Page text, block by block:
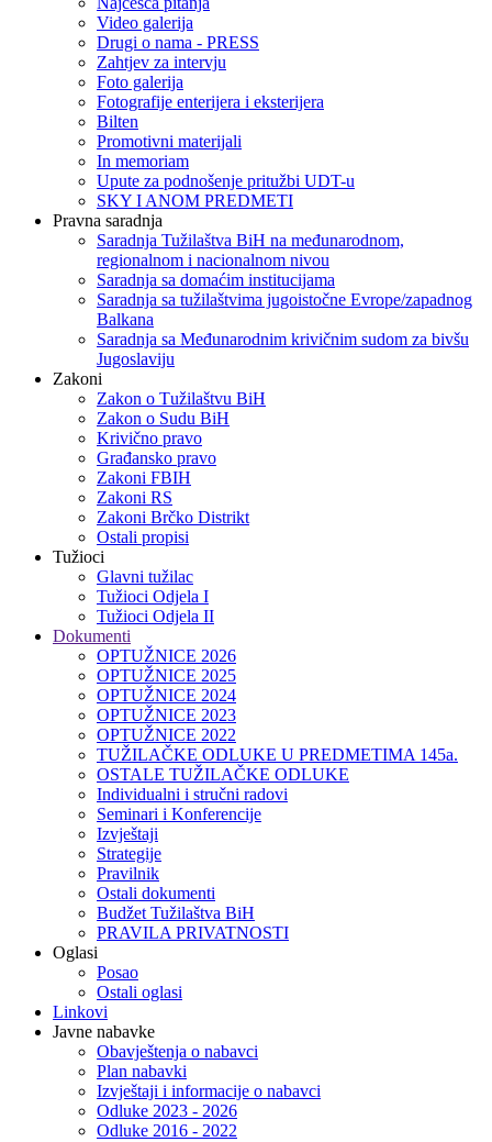
Video galerija
Drugi o nama - PRESS
Zahtjev za intervju
Foto galerija
Fotografije enterijera i eksterijera
Bilten
Promotivni materijali
In memoriam
Upute za podnošenje pritužbi UDT-u
SKY I ANOM PREDMETI
Pravna saradnja
Saradnja Tužilaštva BiH na međunarodnom,
regionalnom i nacionalnom nivou
Saradnja sa domaćim institucijama
Saradnja sa tužilaštvima jugoistočne Evrope/zapadnog
Balkana
Saradnja sa Međunarodnim krivičnim sudom za bivšu
Jugoslaviju
Zakoni
Zakon o Тužilaštvu BiH
Zakon o Sudu BiH
Krivično pravo
Građansko pravo
Zakoni FBIH
Zakoni RS
Zakoni Brčko Distrikt
Ostali propisi
Tužioci
Glavni tužilac
Tužioci Odjela I
Tužioci Odjela II
Dokumenti
OPTUŽNICE 2026
OPTUŽNICE 2025
OPTUŽNICE 2024
OPTUŽNICE 2023
OPTUŽNICE 2022
TUŽILAČKE ODLUKE U PREDMETIMA 145a.
OSTALE TUŽILAČKE ODLUKE
Individualni i stručni radovi
Seminari i Konferencije
Izvještaji
Strategije
Pravilnik
Ostali dokumenti
Budžet Tužilaštva BiH
PRAVILA PRIVATNOSTI
Oglasi
Posao
Ostali oglasi
Linkovi
Javne nabavke
Obavještenja o nabavci
Plan nabavki
Izvještaji i informacije o nabavci
Odluke 2023 - 2026
Odluke 2016 - 2022